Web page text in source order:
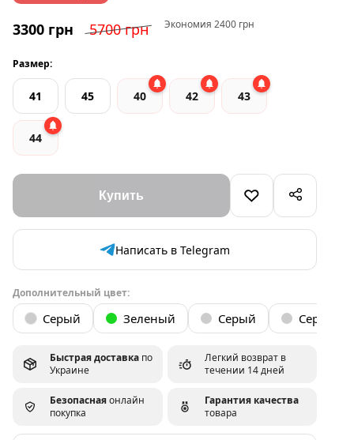
3300 грн 5700 грн Экономия 2400 грн
Размер:
41 45 40 42 43
44
Написать в Telegram
Дополнительный цвет:
Серый Зеленый Серый Серый
Быстрая доставка по
Украине
Легкий возврат в
течении 14 дней
Безопаснаяонлайн
покупка
Гарантия качества
товара